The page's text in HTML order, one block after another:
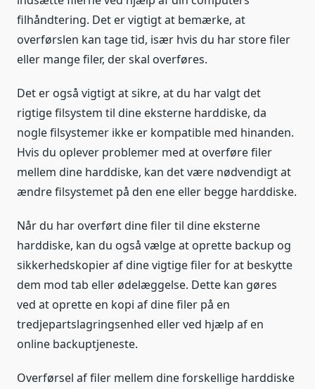
filhåndtering. Det er vigtigt at bemærke, at
overførslen kan tage tid, især hvis du har store filer
eller mange filer, der skal overføres.
Det er også vigtigt at sikre, at du har valgt det
rigtige filsystem til dine eksterne harddiske, da
nogle filsystemer ikke er kompatible med hinanden.
Hvis du oplever problemer med at overføre filer
mellem dine harddiske, kan det være nødvendigt at
ændre filsystemet på den ene eller begge harddiske.
Når du har overført dine filer til dine eksterne
harddiske, kan du også vælge at oprette backup og
sikkerhedskopier af dine vigtige filer for at beskytte
dem mod tab eller ødelæggelse. Dette kan gøres
ved at oprette en kopi af dine filer på en
tredjepartslagringsenhed eller ved hjælp af en
online backuptjeneste.
Overførsel af filer mellem dine forskellige harddiske